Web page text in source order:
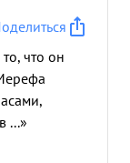
что он
...»